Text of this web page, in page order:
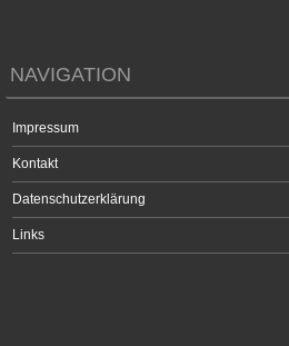
NAVIGATION
Impressum
Kontakt
Datenschutzerklärung
Links